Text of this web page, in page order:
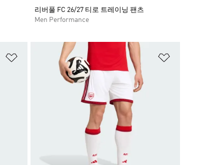
리버풀 FC 26/27 티로 트레이닝 팬츠
Men Performance
위시리스트 담기